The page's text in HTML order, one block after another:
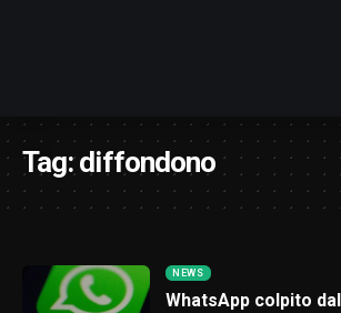
Tag:diffondono
NEWS
WhatsApp colpito